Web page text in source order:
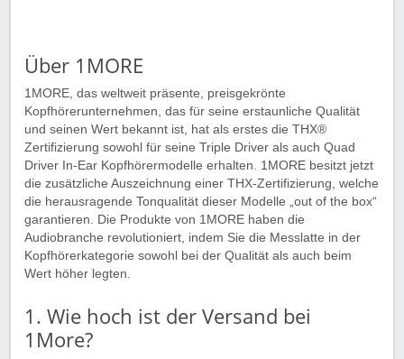
Über 1MORE
1MORE, das weltweit präsente, preisgekrönte
Kopfhörerunternehmen, das für seine erstaunliche Qualität
und seinen Wert bekannt ist, hat als erstes die THX®
Zertifizierung sowohl für seine Triple Driver als auch Quad
Driver In-Ear Kopfhörermodelle erhalten. 1MORE besitzt jetzt
die zusätzliche Auszeichnung einer THX-Zertifizierung, welche
die herausragende Tonqualität dieser Modelle „out of the box“
garantieren. Die Produkte von 1MORE haben die
Audiobranche revolutioniert, indem Sie die Messlatte in der
Kopfhörerkategorie sowohl bei der Qualität als auch beim
Wert höher legten.
1. Wie hoch ist der Versand bei
1More?